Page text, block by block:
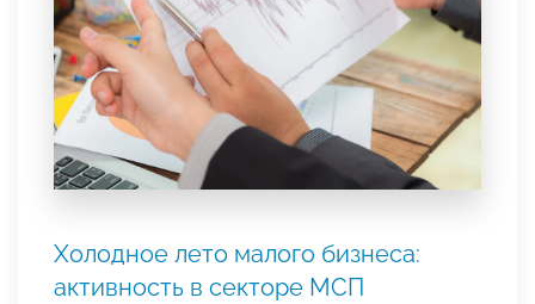
Холодное лето малого бизнеса:
активность в секторе МСП